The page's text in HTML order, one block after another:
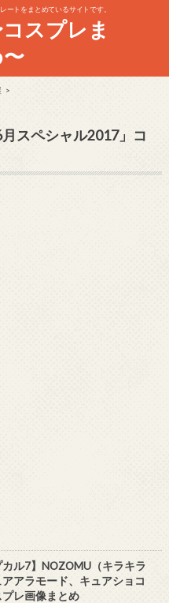
ートをまとめているサイトです。
スプレま
スペシャル2017」コ
カル7】NOZOMU（キラキラ
アラモード、キュアショコ
レ画像まとめ